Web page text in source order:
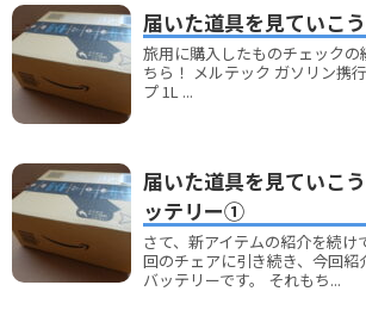
届いた道具を見ていこ
旅用に購入したものチェックの
ちら！ メルテック ガソリン携
プ 1L ...
届いた道具を見ていこ
ッテリー①
さて、新アイテムの紹介を続け
回のチェアに引き続き、今回紹
バッテリーです。 それもち...